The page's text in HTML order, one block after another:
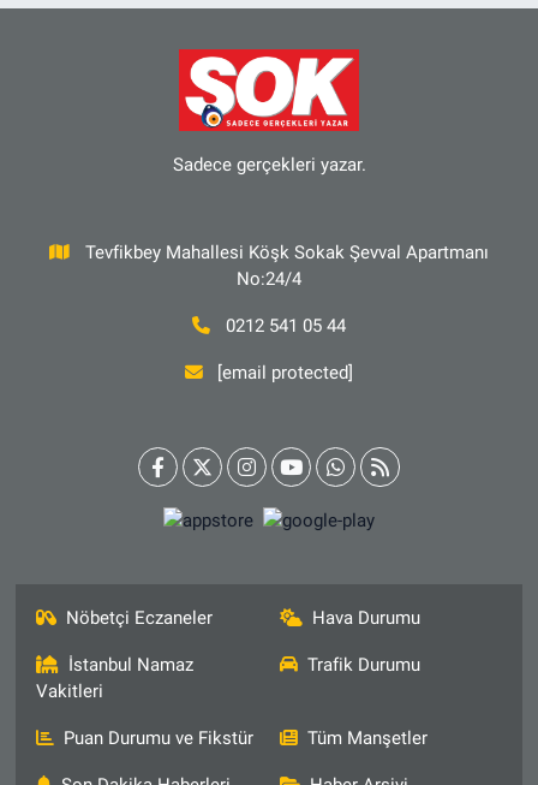
Sadece gerçekleri yazar.
Tevfikbey Mahallesi Köşk Sokak Şevval Apartmanı
No:24/4
0212 541 05 44
[email protected]
Nöbetçi Eczaneler Hava Durumu
İstanbul Namaz
Vakitleri
Trafik Durumu
Puan Durumu ve Fikstür Tüm Manşetler